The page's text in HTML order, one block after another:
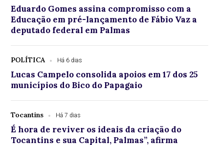
Eduardo Gomes assina compromisso com a
Educação em pré-lançamento de Fábio Vaz a
deputado federal em Palmas
POLÍTICA Há 6 dias
Lucas Campelo consolida apoios em 17 dos 25
municípios do Bico do Papagaio
Tocantins Há 7 dias
É hora de reviver os ideais da criação do
Tocantins e sua Capital, Palmas”, afirma